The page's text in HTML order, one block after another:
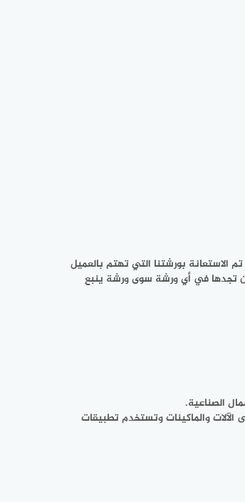
الاستعانة بورشتنا التي تهتم بالعميل
تجدها في أي ورشة سوى ورشة ينبع
الصناعية.
والماكينات وتستخدم تطبيقات